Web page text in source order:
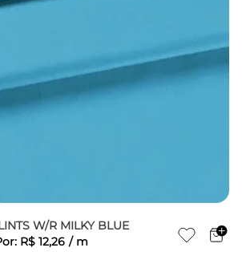
W/R MILKY BLUE
R$ 12,26 / m